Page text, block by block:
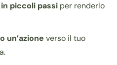
piccoli passi per renderlo
un’azione verso il tuo